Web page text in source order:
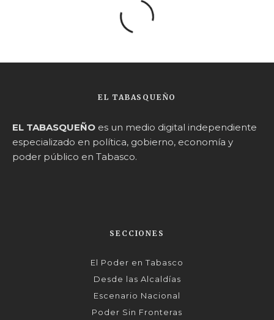
EL TABASQUEÑO
EL TABASQUEÑO es un medio digital independiente
especializado en política, gobierno, economía y
poder público en Tabasco.
SECCIONES
El Poder en Tabasco
Desde las Alcaldías
Escenario Nacional
Poder Sin Fronteras